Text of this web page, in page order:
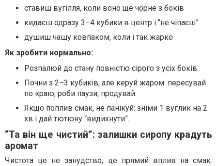
ставиш вугілля, коли воно ще чорне з боків
кидаєш одразу 3–4 кубики в центр і “не чіпаєш”
душиш чашу ковпаком, коли і так жарко
Як зробити нормально:
Розпалюй до стану повністю сірого з усіх боків.
Почни з 2–3 кубиків, але керуй жаром: пересувай
по краю, роби паузи, продувай.
Якщо поплив смак, не панікуй: зніми 1 вуглик на 2
хв і дай тютюну “видихнути”.
“Та він ще чистий”: залишки сиропу крадуть
аромат
Чистота це не занудство, це прямий вплив на смак.